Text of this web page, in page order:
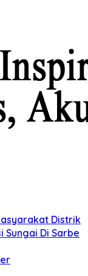
Distrik
Sungai Di Sarbe